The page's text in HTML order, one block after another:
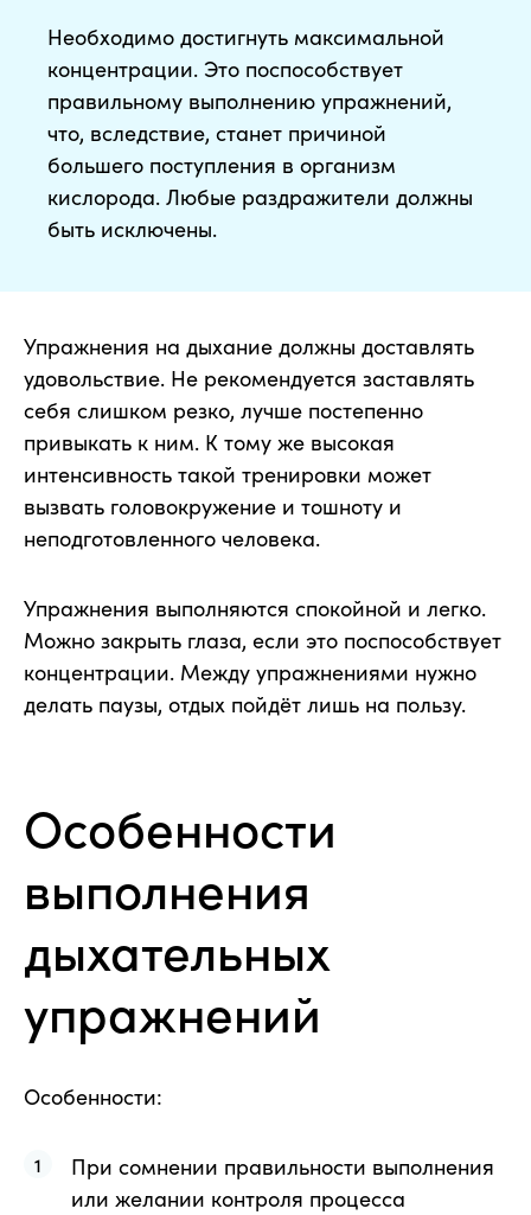
Необходимо достигнуть максимальной
концентрации. Это поспособствует
правильному выполнению упражнений,
что, вследствие, станет причиной
большего поступления в организм
кислорода. Любые раздражители должны
быть исключены.
Упражнения на дыхание должны доставлять
удовольствие. Не рекомендуется заставлять
себя слишком резко, лучше постепенно
привыкать к ним. К тому же высокая
интенсивность такой тренировки может
вызвать головокружение и тошноту и
неподготовленного человека.
Упражнения выполняются спокойной и легко.
Можно закрыть глаза, если это поспособствует
концентрации. Между упражнениями нужно
делать паузы, отдых пойдёт лишь на пользу.
Особенности
выполнения
дыхательных
упражнений
Особенности:
При сомнении правильности выполнения
или желании контроля процесса